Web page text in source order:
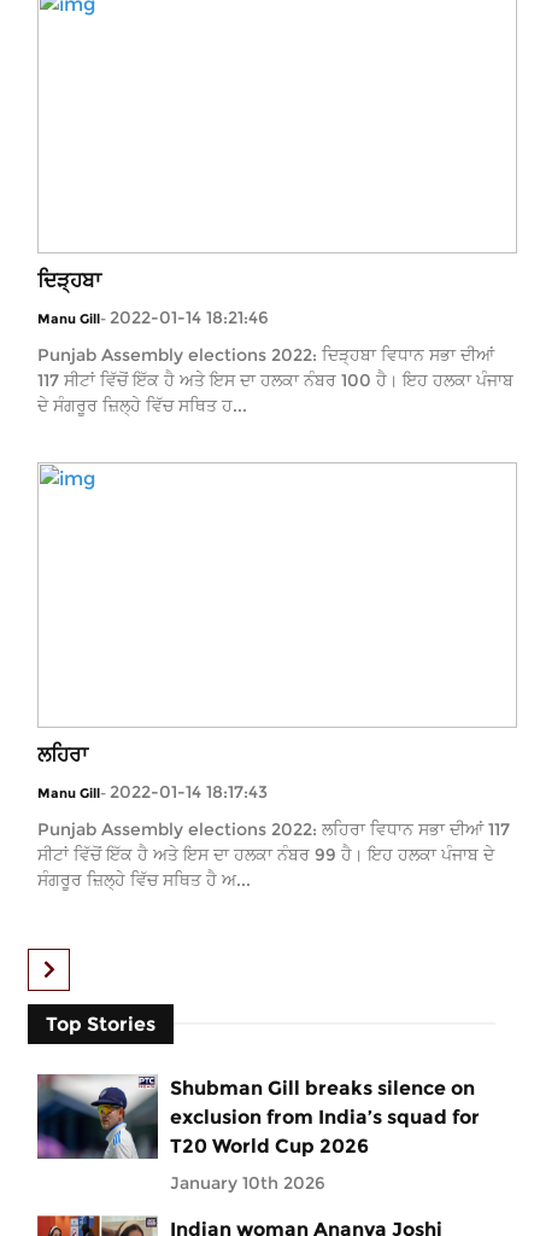
ਦਿੜ੍ਹਬਾ
Manu Gill- 2022-01-14 18:21:46
Punjab Assembly elections 2022: ਦਿੜ੍ਹਬਾ ਵਿਧਾਨ ਸਭਾ ਦੀਆਂ
117 ਸੀਟਾਂ ਵਿੱਚੋਂ ਇੱਕ ਹੈ ਅਤੇ ਇਸ ਦਾ ਹਲਕਾ ਨੰਬਰ 100 ਹੈ। ਇਹ ਹਲਕਾ ਪੰਜਾਬ
ਦੇ ਸੰਗਰੂਰ ਜ਼ਿਲ੍ਹੇ ਵਿੱਚ ਸਥਿਤ ਹ...
ਲਹਿਰਾ
Manu Gill- 2022-01-14 18:17:43
Punjab Assembly elections 2022: ਲਹਿਰਾ ਵਿਧਾਨ ਸਭਾ ਦੀਆਂ 117
ਸੀਟਾਂ ਵਿੱਚੋਂ ਇੱਕ ਹੈ ਅਤੇ ਇਸ ਦਾ ਹਲਕਾ ਨੰਬਰ 99 ਹੈ। ਇਹ ਹਲਕਾ ਪੰਜਾਬ ਦੇ
ਸੰਗਰੂਰ ਜ਼ਿਲ੍ਹੇ ਵਿੱਚ ਸਥਿਤ ਹੈ ਅ...
Top Stories
Shubman Gill breaks silence on
exclusion from India’s squad for
T20 World Cup 2026
January 10th 2026
Indian woman Ananya Joshi